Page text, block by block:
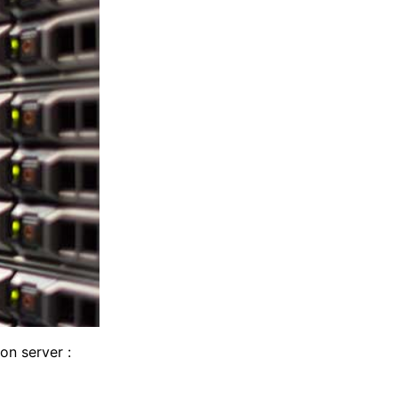
server :